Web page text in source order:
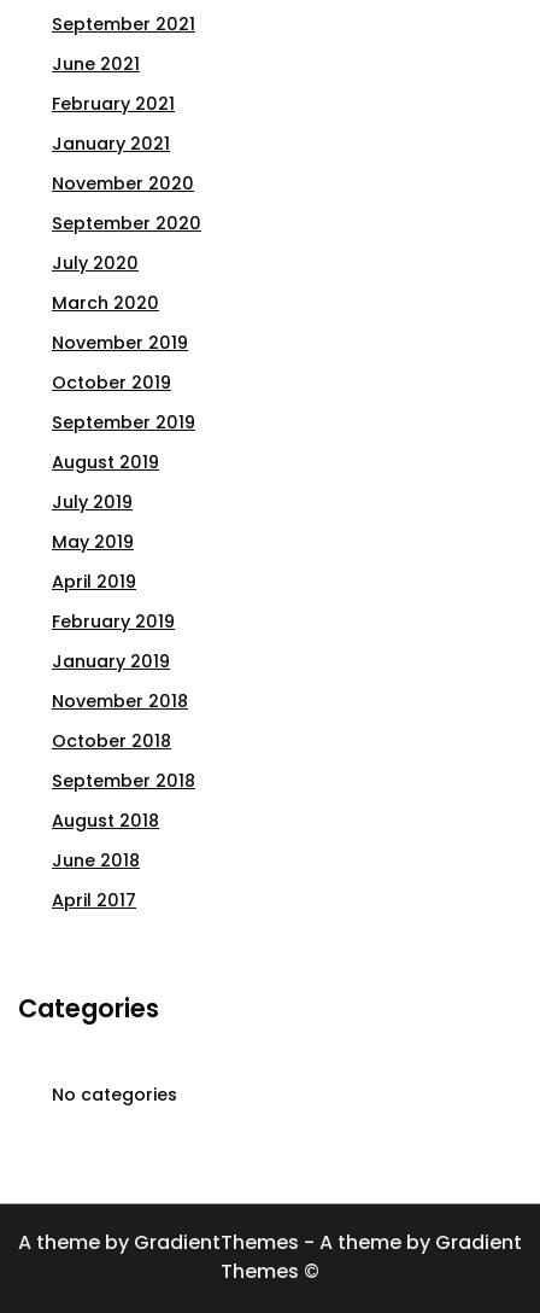
September 2021
June 2021
February 2021
January 2021
November 2020
September 2020
July 2020
March 2020
November 2019
October 2019
September 2019
August 2019
July 2019
May 2019
April 2019
February 2019
January 2019
November 2018
October 2018
September 2018
August 2018
June 2018
April 2017
Categories
No categories
A theme by GradientThemes - A theme by Gradient
Themes ©